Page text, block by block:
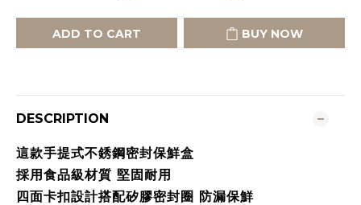
ADD TO CART BUY NOW
DESCRIPTION
這款手提式不銹鋼密封保鮮盒
採用食品級材質 堅固耐用
四面卡扣設計搭配矽膠密封圈 防漏保鮮